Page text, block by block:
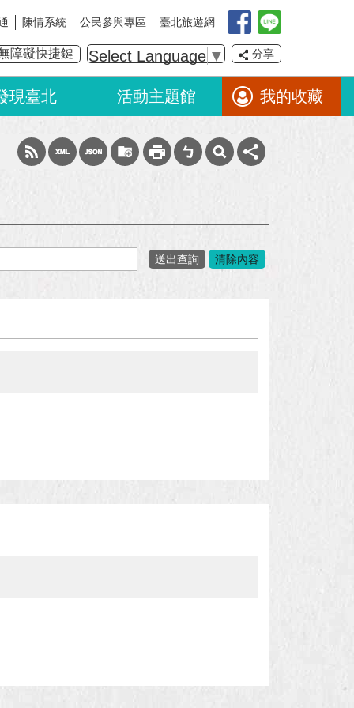
陳情系統 公民參與專區 臺北旅遊網
障礙快捷鍵 Select Language ▼ 分享
現臺北 活動主題館 我的收藏